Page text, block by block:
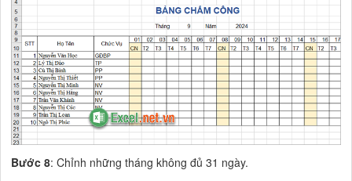
Bước 8: Chỉnh những tháng không đủ 31 ngày.